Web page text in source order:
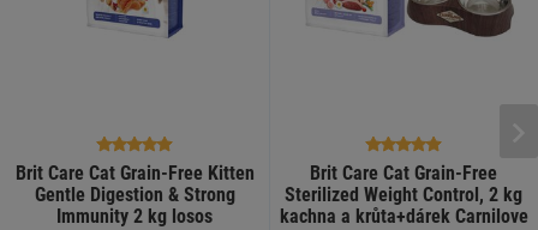
Brit Care Cat Grain-Free Kitten
Gentle Digestion & Strong
Immunity 2 kg losos
Brit Care Cat Grain-Free
Sterilized Weight Control, 2 kg
kachna a krůta+dárek Carnilove